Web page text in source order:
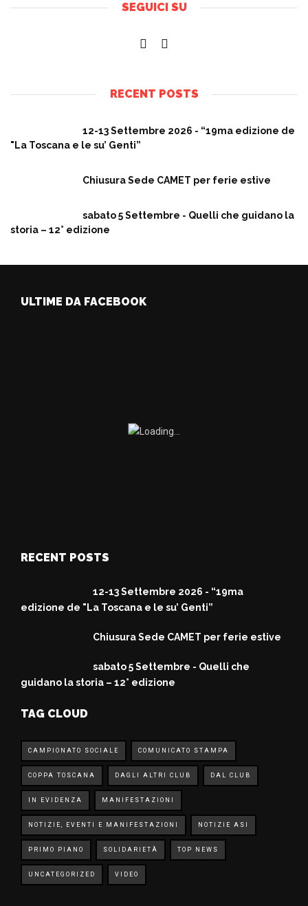
SEGUICI SU
RECENT POSTS
12-13 Settembre 2026 - “19ma edizione de
"La Toscana e le su’ Genti”
Chiusura Sede CAMET per ferie estive
sabato 5 Settembre - Quelli che guidano la
storia – 12° edizione
ULTIME DA FACEBOOK
RECENT POSTS
12-13 Settembre 2026 - “19ma
edizione de "La Toscana e le su’ Genti”
Chiusura Sede CAMET per ferie estive
sabato 5 Settembre - Quelli che
guidano la storia – 12° edizione
TAG CLOUD
CAMPIONATO SOCIALE COMUNICATO STAMPA
COPPA TOSCANA DAGLI ALTRI CLUB DAL CLUB
IN EVIDENZA MANIFESTAZIONI
NOTIZIE, EVENTI E MANIFESTAZIONI NOTIZIE ASI
PRIMO PIANO SOLIDARIETÀ TOP NEWS
UNCATEGORIZED VIDEO